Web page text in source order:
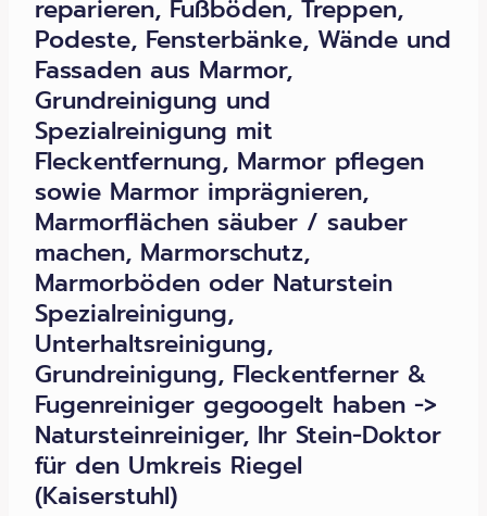
reparieren, Fußböden, Treppen,
Podeste, Fensterbänke, Wände und
Fassaden aus Marmor,
Grundreinigung und
Spezialreinigung mit
Fleckentfernung, Marmor pflegen
sowie Marmor imprägnieren,
Marmorflächen säuber / sauber
machen, Marmorschutz,
Marmorböden oder Naturstein
Spezialreinigung,
Unterhaltsreinigung,
Grundreinigung, Fleckentferner &
Fugenreiniger gegoogelt haben ->
Natursteinreiniger, Ihr Stein-Doktor
für den Umkreis Riegel
(Kaiserstuhl)